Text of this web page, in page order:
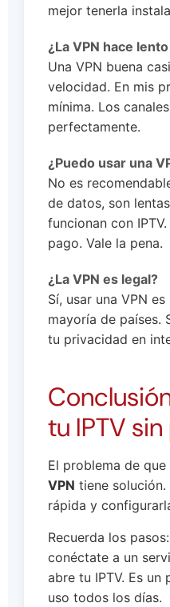
mejor tenerla
¿La VPN hace
Una VPN buena
velocidad. En mis
mínima. Los
perfectamente.
¿Puedo usar una
No es
de datos, son
funcionan con
pago. Vale la pena.
¿La VPN es legal?
Sí, usar una VPN
mayoría de países.
tu privacidad en
tu IPTV
El problema de que
VPN tiene solución.
rápida y
Recuerda los
conéctate a un
abre tu IPTV. Es
uso todos los días.